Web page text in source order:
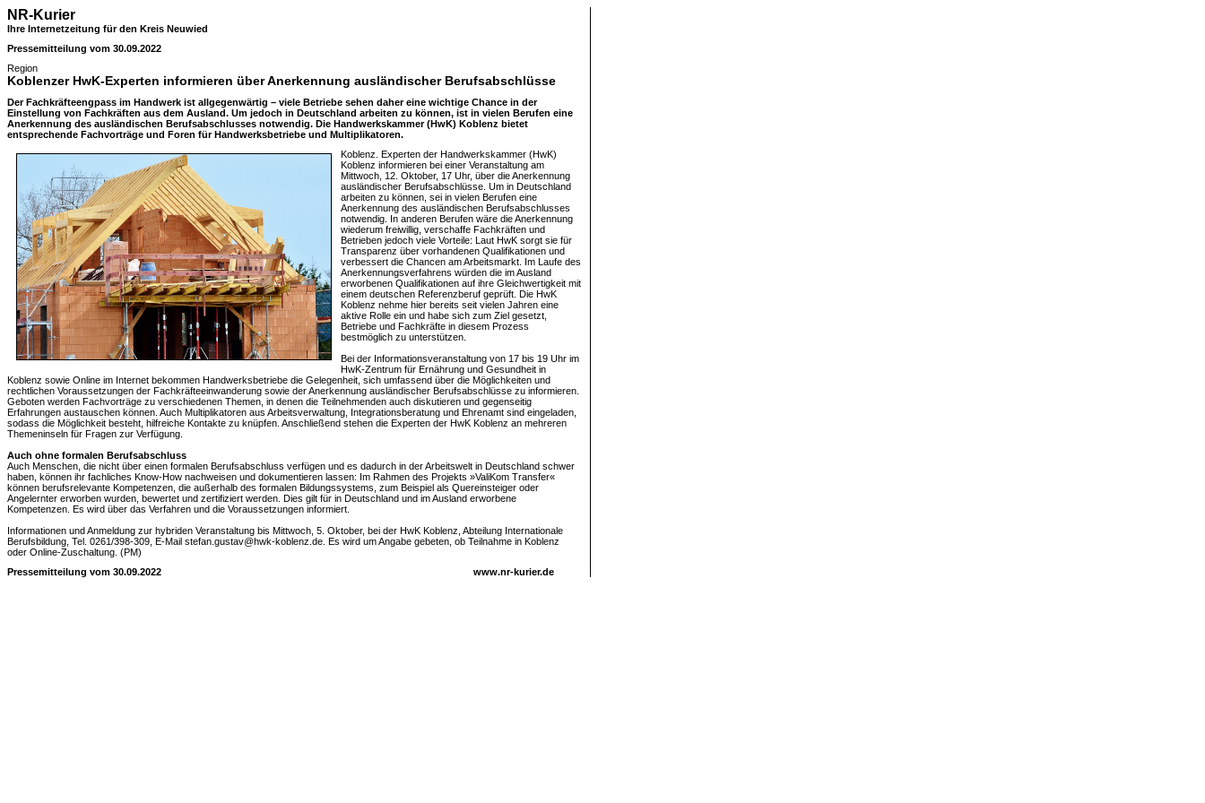
NR-Kurier
Ihre Internetzeitung für den Kreis Neuwied
Pressemitteilung vom 30.09.2022
Region
Koblenzer HwK-Experten informieren über Anerkennung ausländischer Berufsabschlüsse
Der Fachkräfteengpass im Handwerk ist allgegenwärtig – viele Betriebe sehen daher eine wichtige Chance in der
Einstellung von Fachkräften aus dem Ausland. Um jedoch in Deutschland arbeiten zu können, ist in vielen Berufen eine
Anerkennung des ausländischen Berufsabschlusses notwendig. Die Handwerkskammer (HwK) Koblenz bietet
entsprechende Fachvorträge und Foren für Handwerksbetriebe und Multiplikatoren.
Koblenz. Experten der Handwerkskammer (HwK)
Koblenz informieren bei einer Veranstaltung am
Mittwoch, 12. Oktober, 17 Uhr, über die Anerkennung
ausländischer Berufsabschlüsse. Um in Deutschland
arbeiten zu können, sei in vielen Berufen eine
Anerkennung des ausländischen Berufsabschlusses
notwendig. In anderen Berufen wäre die Anerkennung
wiederum freiwillig, verschaffe Fachkräften und
Betrieben jedoch viele Vorteile: Laut HwK sorgt sie für
Transparenz über vorhandenen Qualifikationen und
verbessert die Chancen am Arbeitsmarkt. Im Laufe des
Anerkennungsverfahrens würden die im Ausland
erworbenen Qualifikationen auf ihre Gleichwertigkeit mit
einem deutschen Referenzberuf geprüft. Die HwK
Koblenz nehme hier bereits seit vielen Jahren eine
aktive Rolle ein und habe sich zum Ziel gesetzt,
Betriebe und Fachkräfte in diesem Prozess
bestmöglich zu unterstützen.
Bei der Informationsveranstaltung von 17 bis 19 Uhr im
HwK-Zentrum für Ernährung und Gesundheit in
Koblenz sowie Online im Internet bekommen Handwerksbetriebe die Gelegenheit, sich umfassend über die Möglichkeiten und
rechtlichen Voraussetzungen der Fachkräfteeinwanderung sowie der Anerkennung ausländischer Berufsabschlüsse zu informieren.
Geboten werden Fachvorträge zu verschiedenen Themen, in denen die Teilnehmenden auch diskutieren und gegenseitig
Erfahrungen austauschen können. Auch Multiplikatoren aus Arbeitsverwaltung, Integrationsberatung und Ehrenamt sind eingeladen,
sodass die Möglichkeit besteht, hilfreiche Kontakte zu knüpfen. Anschließend stehen die Experten der HwK Koblenz an mehreren
Themeninseln für Fragen zur Verfügung.
Auch ohne formalen Berufsabschluss
Auch Menschen, die nicht über einen formalen Berufsabschluss verfügen und es dadurch in der Arbeitswelt in Deutschland schwer
haben, können ihr fachliches Know-How nachweisen und dokumentieren lassen: Im Rahmen des Projekts »ValiKom Transfer«
können berufsrelevante Kompetenzen, die außerhalb des formalen Bildungssystems, zum Beispiel als Quereinsteiger oder
Angelernter erworben wurden, bewertet und zertifiziert werden. Dies gilt für in Deutschland und im Ausland erworbene
Kompetenzen. Es wird über das Verfahren und die Voraussetzungen informiert.
Informationen und Anmeldung zur hybriden Veranstaltung bis Mittwoch, 5. Oktober, bei der HwK Koblenz, Abteilung Internationale
Berufsbildung, Tel. 0261/398-309, E-Mail stefan.gustav@hwk-koblenz.de. Es wird um Angabe gebeten, ob Teilnahme in Koblenz
oder Online-Zuschaltung. (PM)
Pressemitteilung vom 30.09.2022
www.nr-kurier.de